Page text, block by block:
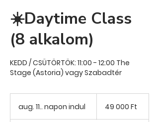
☀️Daytime Class
(8 alkalom)
KEDD / CSÜTÖRTÖK: 11:00 - 12:00 The
Stage (Astoria) vagy Szabadtér
aug. 11.. napon indul
u
forint49 000 Ft